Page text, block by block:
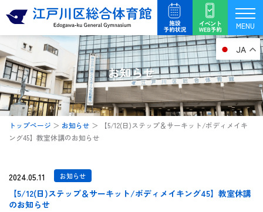
を
ス
キ
ッ
プ
MENU
お知らせ
トップページ ＞ お知らせ ＞
【5/12(日)ステップ＆サーキット/ボディメイキ
ング45】教室休講のお知らせ
2024.05.11 お知らせ
【5/12(日)ステップ＆サーキット/ボディメイキング45】教室休講
のお知らせ
JA